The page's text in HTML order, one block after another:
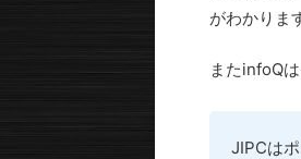
がわかりま
またinfoQは
JIPCは